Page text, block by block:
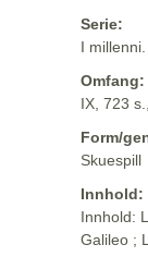
Serie:
I
Omfang:
IX, 723
Form/
Skuespill
Innhold:
Innhold:
Galileo ;